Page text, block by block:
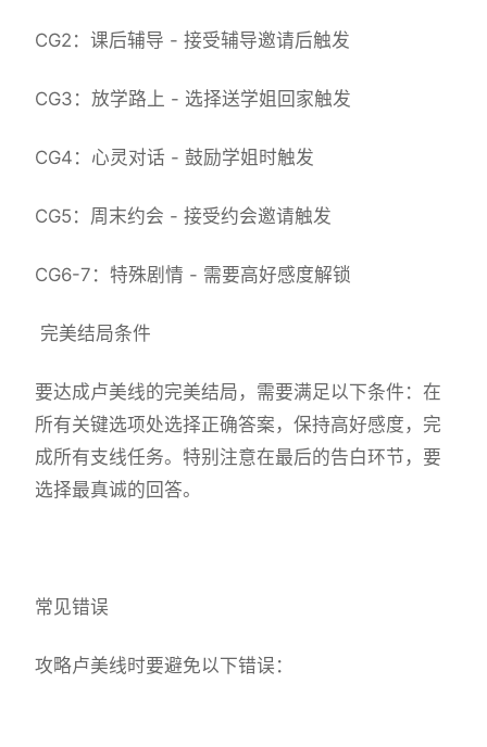
CG2：课后辅导 - 接受辅导邀请后触发
CG3：放学路上 - 选择送学姐回家触发
CG4：心灵对话 - 鼓励学姐时触发
CG5：周末约会 - 接受约会邀请触发
CG6-7：特殊剧情 - 需要高好感度解锁
完美结局条件
要达成卢美线的完美结局，需要满足以下条件：在
所有关键选项处选择正确答案，保持高好感度，完
成所有支线任务。特别注意在最后的告白环节，要
选择最真诚的回答。
常见错误
攻略卢美线时要避免以下错误：